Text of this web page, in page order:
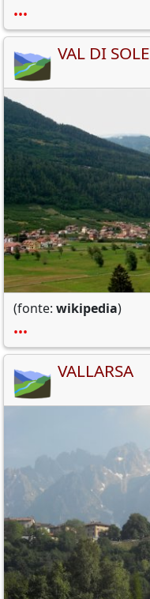
•••
VAL DI SOLE
(fonte: wikipedia)
•••
VALLARSA